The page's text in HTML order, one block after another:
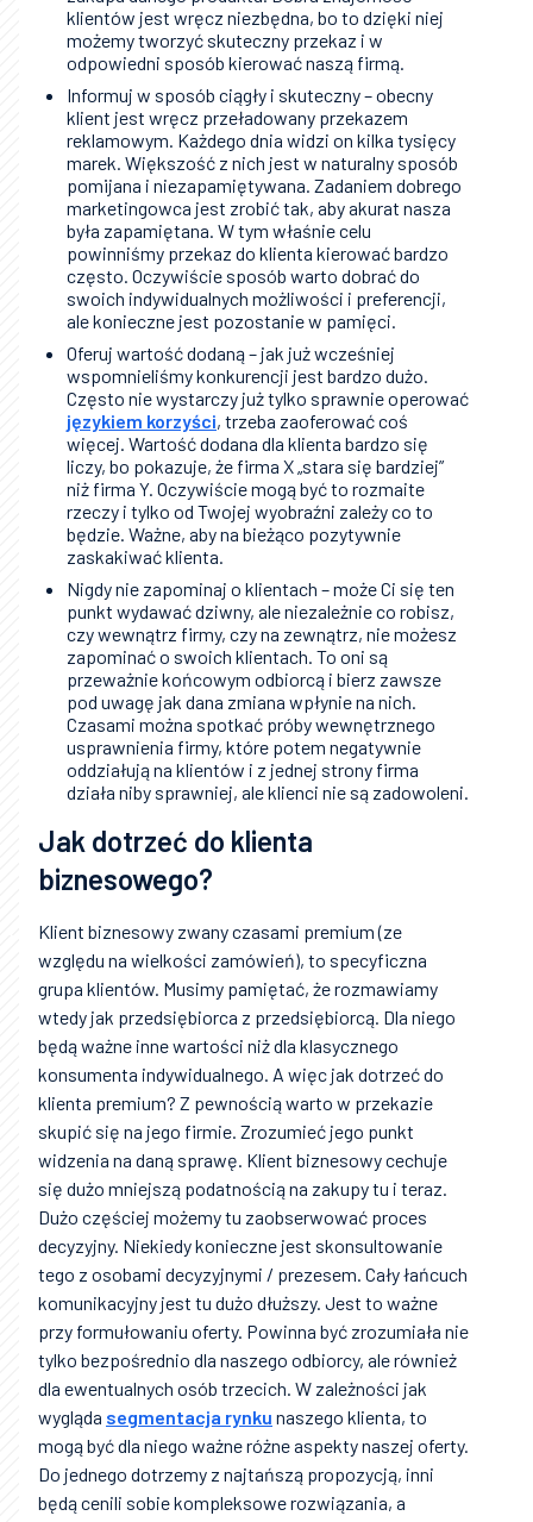
klientów jest wręcz niezbędna, bo to dzięki niej
możemy tworzyć skuteczny przekaz i w
odpowiedni sposób kierować naszą firmą.
Informuj w sposób ciągły i skuteczny – obecny
klient jest wręcz przeładowany przekazem
reklamowym. Każdego dnia widzi on kilka tysięcy
marek. Większość z nich jest w naturalny sposób
pomijana i niezapamiętywana. Zadaniem dobrego
marketingowca jest zrobić tak, aby akurat nasza
była zapamiętana. W tym właśnie celu
powinniśmy przekaz do klienta kierować bardzo
często. Oczywiście sposób warto dobrać do
swoich indywidualnych możliwości i preferencji,
ale konieczne jest pozostanie w pamięci.
Oferuj wartość dodaną – jak już wcześniej
wspomnieliśmy konkurencji jest bardzo dużo.
Często nie wystarczy już tylko sprawnie operować
językiem korzyści, trzeba zaoferować coś
więcej. Wartość dodana dla klienta bardzo się
liczy, bo pokazuje, że firma X „stara się bardziej”
niż firma Y. Oczywiście mogą być to rozmaite
rzeczy i tylko od Twojej wyobraźni zależy co to
będzie. Ważne, aby na bieżąco pozytywnie
zaskakiwać klienta.
Nigdy nie zapominaj o klientach – może Ci się ten
punkt wydawać dziwny, ale niezależnie co robisz,
czy wewnątrz firmy, czy na zewnątrz, nie możesz
zapominać o swoich klientach. To oni są
przeważnie końcowym odbiorcą i bierz zawsze
pod uwagę jak dana zmiana wpłynie na nich.
Czasami można spotkać próby wewnętrznego
usprawnienia firmy, które potem negatywnie
oddziałują na klientów i z jednej strony firma
działa niby sprawniej, ale klienci nie są zadowoleni.
Jak dotrzeć do klienta
biznesowego?
Klient biznesowy zwany czasami premium (ze
względu na wielkości zamówień), to specyficzna
grupa klientów. Musimy pamiętać, że rozmawiamy
wtedy jak przedsiębiorca z przedsiębiorcą. Dla niego
będą ważne inne wartości niż dla klasycznego
konsumenta indywidualnego. A więc jak dotrzeć do
klienta premium? Z pewnością warto w przekazie
skupić się na jego firmie. Zrozumieć jego punkt
widzenia na daną sprawę. Klient biznesowy cechuje
się dużo mniejszą podatnością na zakupy tu i teraz.
Dużo częściej możemy tu zaobserwować proces
decyzyjny. Niekiedy konieczne jest skonsultowanie
tego z osobami decyzyjnymi / prezesem. Cały łańcuch
komunikacyjny jest tu dużo dłuższy. Jest to ważne
przy formułowaniu oferty. Powinna być zrozumiała nie
tylko bezpośrednio dla naszego odbiorcy, ale również
dla ewentualnych osób trzecich. W zależności jak
wygląda segmentacja rynku naszego klienta, to
mogą być dla niego ważne różne aspekty naszej oferty.
Do jednego dotrzemy z najtańszą propozycją, inni
będą cenili sobie kompleksowe rozwiązania, a